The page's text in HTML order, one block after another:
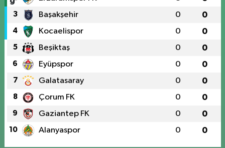
3 Başakşehir 0 0
4 Kocaelispor 0 0
5 Beşiktaş 0 0
6 Eyüpspor 0 0
7 Galatasaray 0 0
8 Çorum FK 0 0
9 Gaziantep FK 0 0
10 Alanyaspor 0 0